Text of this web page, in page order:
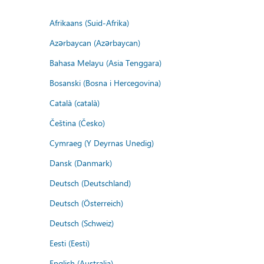
Afrikaans (Suid-Afrika)
Azərbaycan (Azərbaycan)
Bahasa Melayu (Asia Tenggara)
Bosanski (Bosna i Hercegovina)
Català (català)
Čeština (Česko)
Cymraeg (Y Deyrnas Unedig)
Dansk (Danmark)
Deutsch (Deutschland)
Deutsch (Österreich)
Deutsch (Schweiz)
Eesti (Eesti)